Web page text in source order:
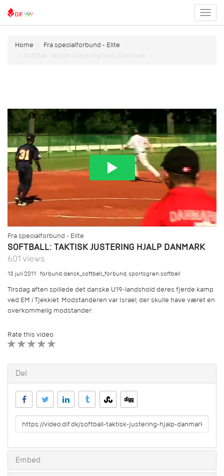
menu
Home
Fra specialforbund - Elite
Softball: Taktisk justering hjalp Danmark
Fra specialforbund - Elite
SOFTBALL: TAKTISK JUSTERING HJALP DANMARK
601 views
13. juli 2011 forbund:dansk_softball_forbund,sportsgren:softball
Tirsdag aften spillede det danske U19-landshold deres fjerde kamp
ved EM i Tjekkiet. Modstanderen var Israel, der skulle have været en
overkommelig modstander.
Rate this video
Del
URL
to
Embed